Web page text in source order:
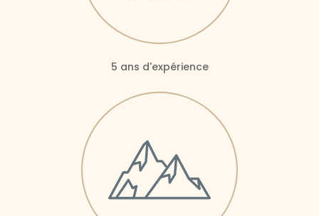
5 ans d'expérience